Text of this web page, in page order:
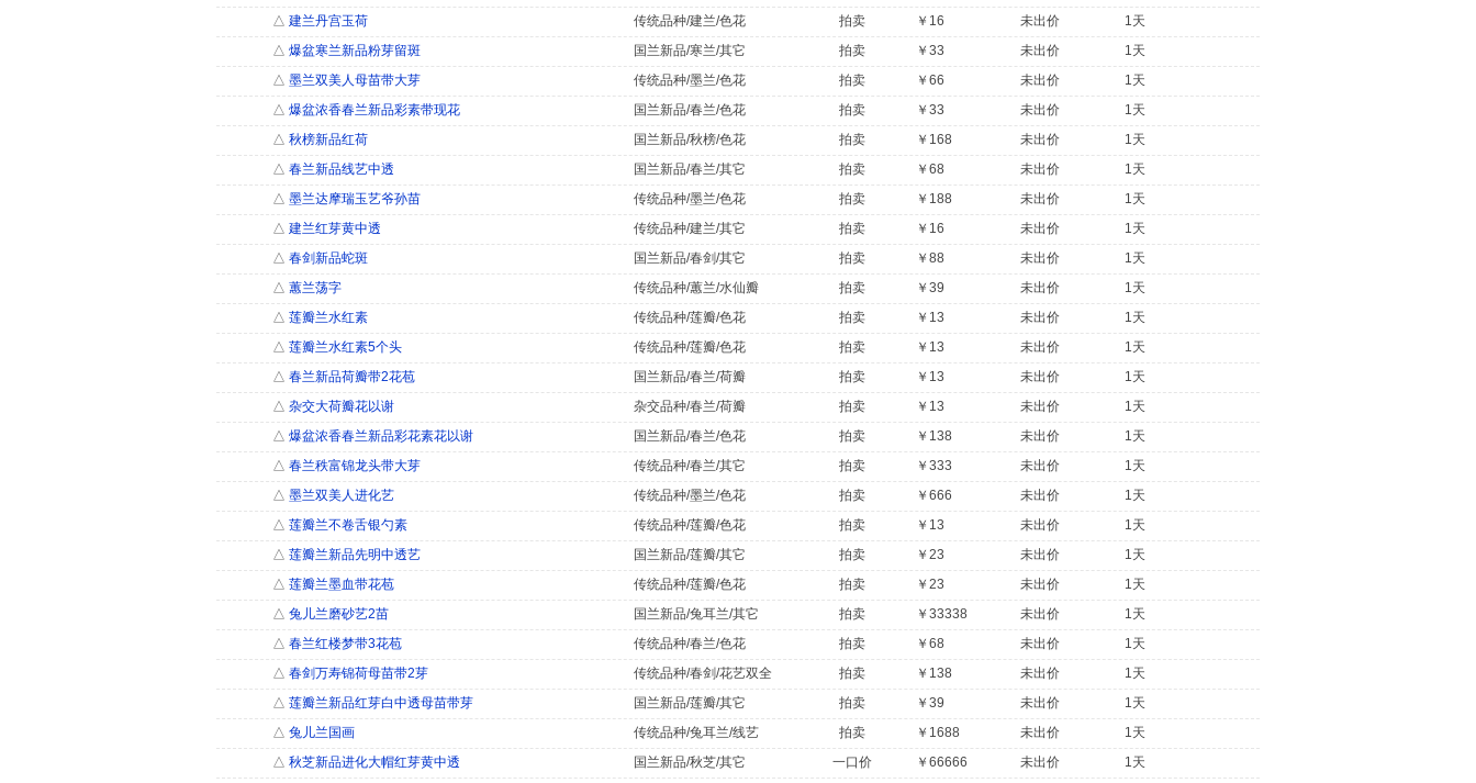
△ 建兰丹宫玉荷 传统品种/建兰/色花 拍卖 ￥16 未出价
1天
△ 爆盆寒兰新品粉芽留斑 国兰新品/寒兰/其它 拍卖 ￥33 未出价
1天
△ 墨兰双美人母苗带大芽 传统品种/墨兰/色花 拍卖 ￥66 未出价
1天
△ 爆盆浓香春兰新品彩素带现花 国兰新品/春兰/色花 拍卖 ￥33 未出价
1天
△ 秋榜新品红荷 国兰新品/秋榜/色花 拍卖 ￥168 未出价
1天
△ 春兰新品线艺中透 国兰新品/春兰/其它 拍卖 ￥68 未出价
1天
△ 墨兰达摩瑞玉艺爷孙苗 传统品种/墨兰/色花 拍卖 ￥188 未出价
1天
△ 建兰红芽黄中透 传统品种/建兰/其它 拍卖 ￥16 未出价
1天
△ 春剑新品蛇斑 国兰新品/春剑/其它 拍卖 ￥88 未出价
1天
△ 蕙兰荡字 传统品种/蕙兰/水仙瓣 拍卖 ￥39 未出价
1天
△ 莲瓣兰水红素 传统品种/莲瓣/色花 拍卖 ￥13 未出价
1天
△ 莲瓣兰水红素5个头 传统品种/莲瓣/色花 拍卖 ￥13 未出价
1天
△ 春兰新品荷瓣带2花苞 国兰新品/春兰/荷瓣 拍卖 ￥13 未出价
1天
△ 杂交大荷瓣花以谢 杂交品种/春兰/荷瓣 拍卖 ￥13 未出价
1天
△ 爆盆浓香春兰新品彩花素花以谢 国兰新品/春兰/色花 拍卖 ￥138 未出价
1天
△ 春兰秩富锦龙头带大芽 传统品种/春兰/其它 拍卖 ￥333 未出价
1天
△ 墨兰双美人进化艺 传统品种/墨兰/色花 拍卖 ￥666 未出价
1天
△ 莲瓣兰不卷舌银勺素 传统品种/莲瓣/色花 拍卖 ￥13 未出价
1天
△ 莲瓣兰新品先明中透艺 国兰新品/莲瓣/其它 拍卖 ￥23 未出价
1天
△ 莲瓣兰墨血带花苞 传统品种/莲瓣/色花 拍卖 ￥23 未出价
1天
△ 兔儿兰磨砂艺2苗 国兰新品/兔耳兰/其它 拍卖 ￥33338 未出价
1天
△ 春兰红楼梦带3花苞 传统品种/春兰/色花 拍卖 ￥68 未出价
1天
△ 春剑万寿锦荷母苗带2芽 传统品种/春剑/花艺双全 拍卖 ￥138 未出价
1天
△ 莲瓣兰新品红芽白中透母苗带芽 国兰新品/莲瓣/其它 拍卖 ￥39 未出价
1天
△ 兔儿兰国画 传统品种/兔耳兰/线艺 拍卖 ￥1688 未出价
1天
△ 秋芝新品进化大帽红芽黄中透 国兰新品/秋芝/其它 一口价 ￥66666 未出价 1天